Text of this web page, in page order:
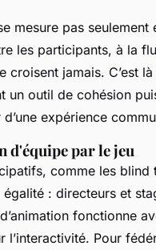
mesure pas
les participants, à la
croisent jamais. C’est
un outil de cohésion
expérience
d'équipe par le jeu
comme les
: directeurs et
fonctionne
l’interactivité. Pour